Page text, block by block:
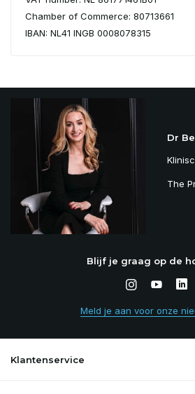
Chamber of Commerce: 80713661
IBAN: NL41 INGB 0008078315
Dr
The
Blijf je graag op de
Meld je aan voor onze
Klantenservice